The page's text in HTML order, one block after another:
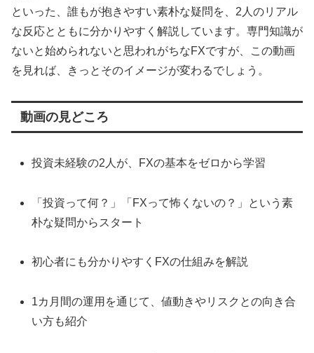
といった、誰もが抱きやすい素朴な疑問を、2人のリアル
な反応とともに分かりやすく解説しています。専門知識が
ないと始められないと思われがちなFXですが、この動画
を見れば、きっとそのイメージが変わるでしょう。
動画の見どころ
投資未経験の2人が、FXの基本をゼロから学習
「投資って何？」「FXって怖くないの？」という素
朴な疑問からスタート
初心者にも分かりやすくFXの仕組みを解説
1カ月間の運用を通じて、値動きやリスクとの向き合
い方も紹介